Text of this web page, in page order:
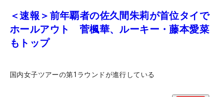
＜速報＞前年覇者の佐久間朱莉が首位タイで
ホールアウト 菅楓華、ルーキー・藤本愛菜
もトップ
国内女子ツアーの第1ラウンドが進行している